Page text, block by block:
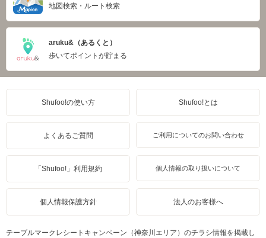
地図検索・ルート検索
aruku&（あるくと）
歩いてポイントが貯まる
Shufoo!の使い方 Shufoo!とは
よくあるご質問 ご利用についてのお問い合わせ
「Shufoo!」利用規約 個人情報の取り扱いについて
個人情報保護方針 法人のお客様へ
テーブルマークレシートキャンペーン（神奈川エリア）のチラシ情報を掲載し